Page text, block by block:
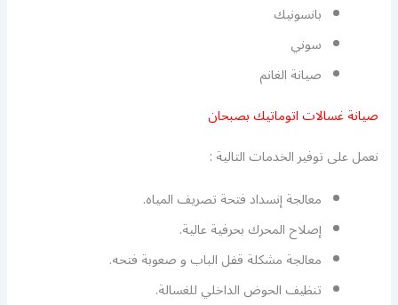
بانسونيك
سوني
صيانة الغانم
صيانة غسالات اتوماتيك بصبحان
نعمل على توفير الخدمات التالية :
معالجة إنسداد فتحة تصريف المياه.
إصلاح المحرك بحرفية عالية.
معالجة مشكلة قفل الباب و صعوبة فتحه.
تنظيف الحوض الداخلي للغسالة.